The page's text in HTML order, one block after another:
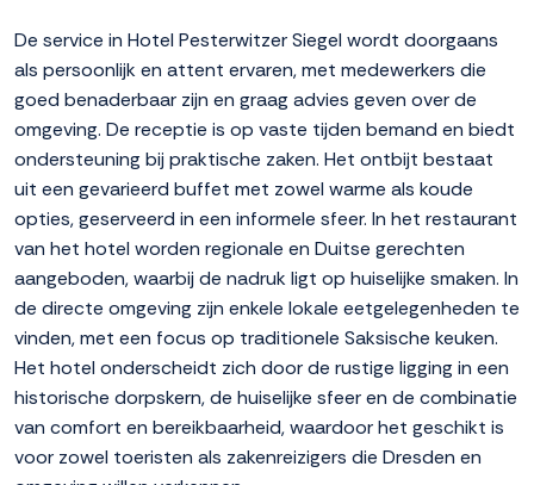
De service in Hotel Pesterwitzer Siegel wordt doorgaans
als persoonlijk en attent ervaren, met medewerkers die
goed benaderbaar zijn en graag advies geven over de
omgeving. De receptie is op vaste tijden bemand en biedt
ondersteuning bij praktische zaken. Het ontbijt bestaat
uit een gevarieerd buffet met zowel warme als koude
opties, geserveerd in een informele sfeer. In het restaurant
van het hotel worden regionale en Duitse gerechten
aangeboden, waarbij de nadruk ligt op huiselijke smaken. In
de directe omgeving zijn enkele lokale eetgelegenheden te
vinden, met een focus op traditionele Saksische keuken.
Het hotel onderscheidt zich door de rustige ligging in een
historische dorpskern, de huiselijke sfeer en de combinatie
van comfort en bereikbaarheid, waardoor het geschikt is
voor zowel toeristen als zakenreizigers die Dresden en